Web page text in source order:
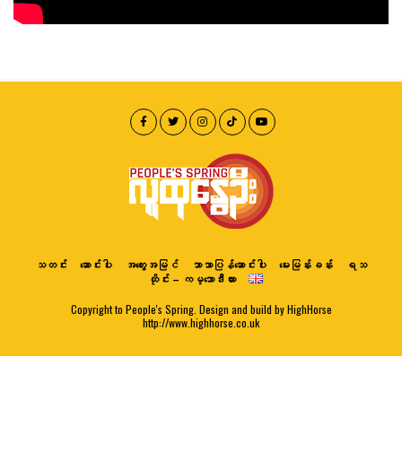
သတင်း ဆောင်းပါး အတွေးအမြင် ဘာသာပြန်ဆောင်းပါး မေးမြန်းခန်း
ရသ
ထိုင်း – ကမ္ဘောဒီးယား
Copyright to People's Spring. Design and build by HighHorse
http://www.highhorse.co.uk